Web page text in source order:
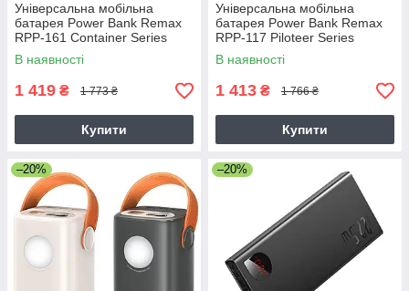
Універсальна мобільна
батарея Power Bank Remax
RPP-161 Container Series
50000mAh PD27W+QC22.5W
В наявності
1 419 ₴ 1 773 ₴
Купити
Універсальна мобільна
батарея Power Bank Remax
RPP-117 Piloteer Series
50000mAh PD27W+QC22.5W
В наявності
1 413 ₴ 1 766 ₴
Купити
–20% –20%